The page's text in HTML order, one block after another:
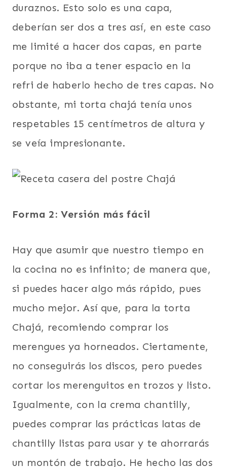
duraznos. Esto solo es una capa,
deberían ser dos a tres así, en este caso
me limité a hacer dos capas, en parte
porque no iba a tener espacio en la
refri de haberlo hecho de tres capas. No
obstante, mi torta chajá tenía unos
respetables 15 centímetros de altura y
se veía impresionante.
Forma 2: Versión más fácil
Hay que asumir que nuestro tiempo en
la cocina no es infinito; de manera que,
si puedes hacer algo más rápido, pues
mucho mejor. Así que, para la torta
Chajá, recomiendo comprar los
merengues ya horneados. Ciertamente,
no conseguirás los discos, pero puedes
cortar los merenguitos en trozos y listo.
Igualmente, con la crema chantilly,
puedes comprar las prácticas latas de
chantilly listas para usar y te ahorrarás
un montón de trabajo. He hecho las dos